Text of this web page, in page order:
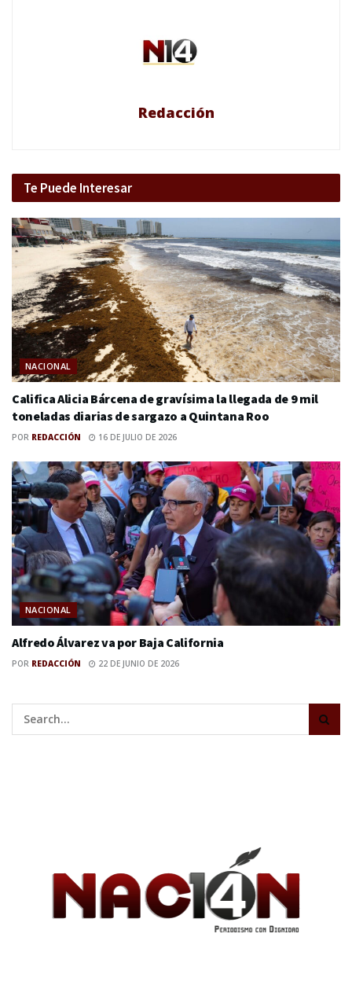
Redacción
Te Puede Interesar
NACIONAL
Califica Alicia Bárcena de gravísima la llegada de 9 mil
toneladas diarias de sargazo a Quintana Roo
POR REDACCIÓN 16 DE JULIO DE 2026
NACIONAL
Alfredo Álvarez va por Baja California
POR REDACCIÓN 22 DE JUNIO DE 2026